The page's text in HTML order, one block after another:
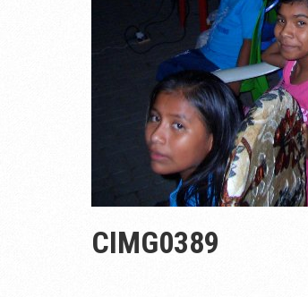
CIMG0389